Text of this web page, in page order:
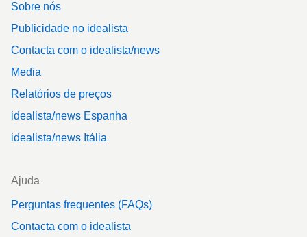
Sobre nós
Publicidade no idealista
Contacta com o idealista/news
Media
Relatórios de preços
idealista/news Espanha
idealista/news Itália
Ajuda
Perguntas frequentes (FAQs)
Contacta com o idealista